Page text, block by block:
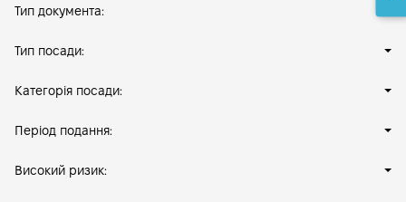
Тип документа:
Тип посади:
Категорія посади:
Період подання:
Високий ризик: